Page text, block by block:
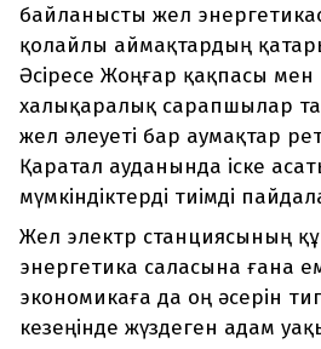
байланысты жел
қолайлы аймақтардың
Әсіресе Жоңғар қақпасы мен
халықаралық сарапшылар
жел әлеуеті бар аумақтар
Қаратал ауданында іске
мүмкіндіктерді тиімді
Жел электр станциясының
энергетика саласына ғана
экономикаға да оң әсерін
кезеңінде жүздеген адам